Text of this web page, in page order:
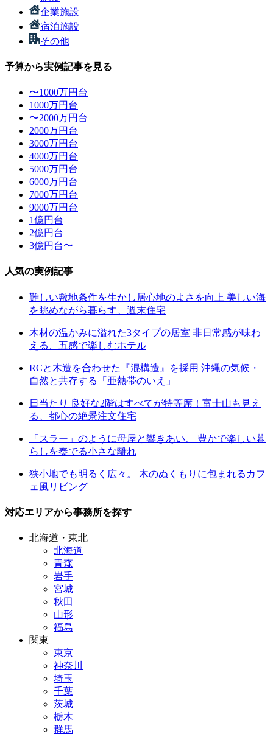
企業施設
宿泊施設
その他
予算から実例記事を見る
〜1000万円台
1000万円台
〜2000万円台
2000万円台
3000万円台
4000万円台
5000万円台
6000万円台
7000万円台
9000万円台
1億円台
2億円台
3億円台〜
人気の実例記事
難しい敷地条件を生かし居心地のよさを向上 美しい海
を眺めながら暮らす、週末住宅
木材の温かみに溢れた3タイプの居室 非日常感が味わ
える、五感で楽しむホテル
RCと木造を合わせた『混構造』を採用 沖縄の気候・
自然と共存する「亜熱帯のいえ」
日当たり 良好な2階はすべてが特等席！富士山も見え
る、都心の絶景注文住宅
「スラー」のように母屋と響きあい、 豊かで楽しい暮
らしを奏でる小さな離れ
狭小地でも明るく広々。 木のぬくもりに包まれるカフ
ェ風リビング
対応エリアから事務所を探す
北海道・東北
北海道
青森
岩手
宮城
秋田
山形
福島
関東
東京
神奈川
埼玉
千葉
茨城
栃木
群馬